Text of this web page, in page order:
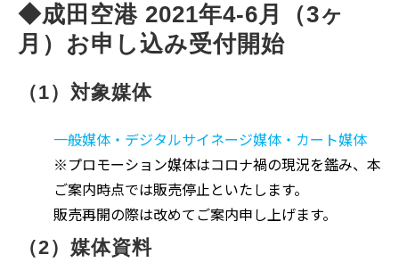
◆成田空港 2021年4-6月（3ヶ
月）お申し込み受付開始
（1）対象媒体
一般媒体・デジタルサイネージ媒体・カート媒体
※プロモーション媒体はコロナ禍の現況を鑑み、本
ご案内時点では販売停止といたします。
販売再開の際は改めてご案内申し上げます。
（2）媒体資料